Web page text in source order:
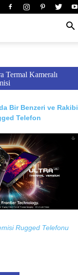
Termal Kameralı
Bir Benzeri ve Rakibi
Telefon
Rugged Telefonu